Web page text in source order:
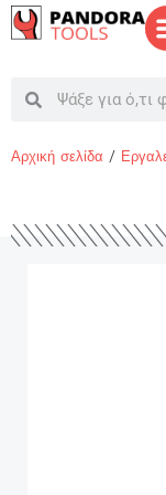
Μετάβαση
στο
SearchSearch
Αρχική σελίδα /